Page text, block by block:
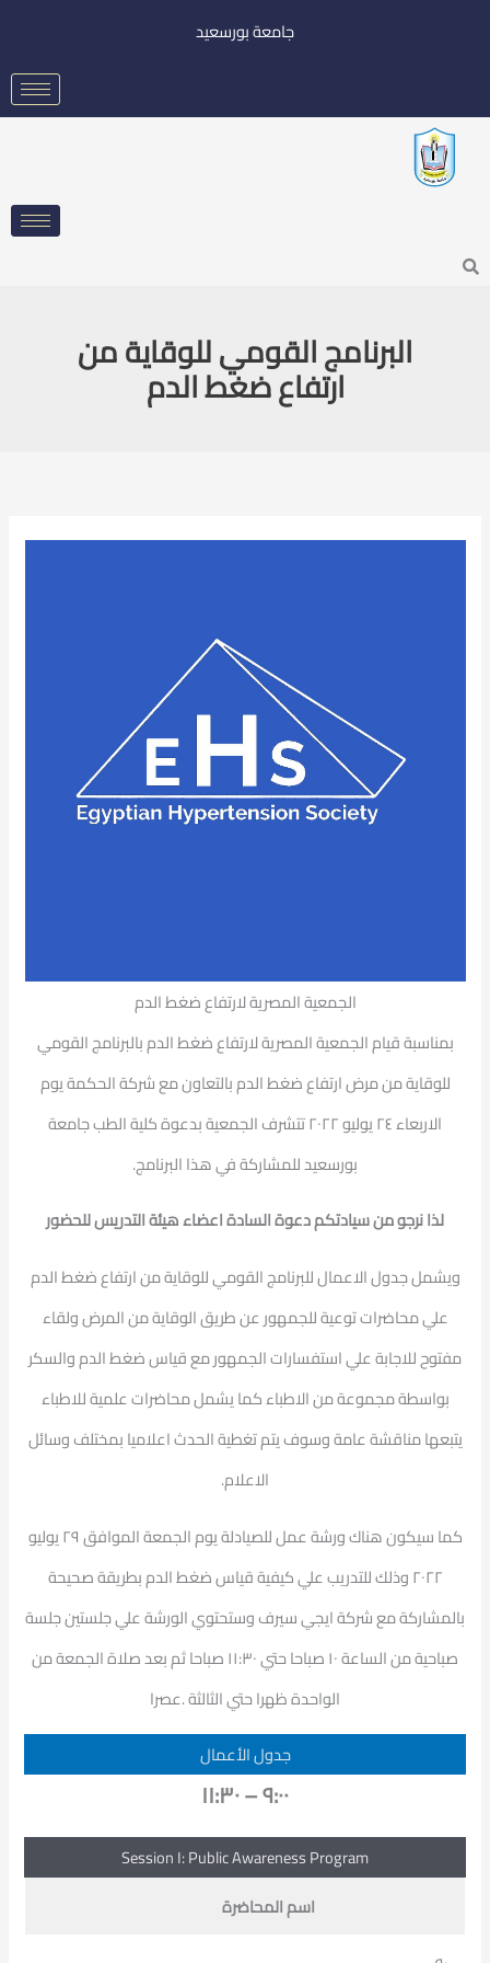
جامعة بورسعيد
Search
البرنامج القومي للوقاية من
ارتفاع ضغط الدم
الجمعية المصرية لارتفاع ضغط الدم
بمناسبة قيام الجمعية المصرية لارتفاع ضغط الدم بالبرنامج القومي
للوقاية من مرض ارتفاع ضغط الدم بالتعاون مع شركة الحكمة يوم
الاربعاء ٢٤ يوليو ٢٠٢٢ تتشرف الجمعية بدعوة كلية الطب جامعة
بورسعيد للمشاركة في هذا البرنامج.
لذا نرجو من سيادتكم دعوة السادة اعضاء هيئة التدريس للحضور
ويشمل جدول الاعمال للبرنامج القومي للوقاية من ارتفاع ضغط الدم
علي محاضرات توعية للجمهور عن طريق الوقاية من المرض ولقاء
مفتوح للاجابة علي استفسارات الجمهور مع قياس ضغط الدم والسكر
بواسطة مجموعة من الاطباء كما يشمل محاضرات علمية للاطباء
يتبعها مناقشة عامة وسوف يتم تغطية الحدث اعلاميا بمختلف وسائل
الاعلام.
كما سيكون هناك ورشة عمل للصيادلة يوم الجمعة الموافق ٢٩ يوليو
٢٠٢٢ وذلك للتدريب علي كيفية قياس ضغط الدم بطريقة صحيحة
بالمشاركة مع شركة ايجي سيرف وستحتوي الورشة علي جلستين جلسة
صباحية من الساعة ١٠ صباحا حتي ١١:٣٠ صباحا ثم بعد صلاة الجمعة من
الواحدة ظهرا حتي الثالثة .عصرا
جدول الأعمال
٩:٠٠ – ١١:٣٠
Session I: Public Awareness Program
اسم المحاضرة